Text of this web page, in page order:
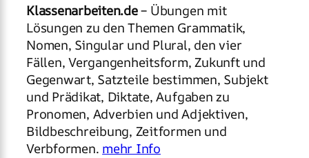
Klassenarbeiten.de– Übungen mit
Lösungen zu den Themen Grammatik,
Nomen, Singular und Plural, den vier
Fällen, Vergangenheitsform, Zukunft und
Gegenwart, Satzteile bestimmen, Subjekt
und Prädikat, Diktate, Aufgaben zu
Pronomen, Adverbien und Adjektiven,
Bildbeschreibung, Zeitformen und
Verbformen. mehr Info